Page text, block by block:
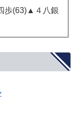
歩(63)▲４八銀